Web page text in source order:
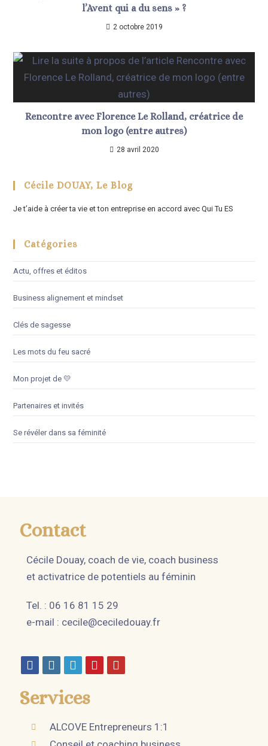
l’Avent qui a du sens » ?
2 octobre 2019
Rencontre avec Florence Le Rolland, créatrice de
mon logo (entre autres)
28 avril 2020
Cécile DOUAY, Le Blog
Je t’aide à créer ta vie et ton entreprise en accord avec Qui Tu ES
Catégories
Actu, offres et éditos
Business alignement et mindset
Clés de sagesse
Les mots du feu sacré
Mon projet de 💛
Partenaires et invités
Se révéler dans sa féminité
Contact
Cécile Douay, coach de vie, coach business
et activatrice de potentiels au féminin
Tel. : 06 16 81 15 29
e-mail : cecile@ceciledouay.fr
Services
ALCOVE Entrepreneurs 1:1